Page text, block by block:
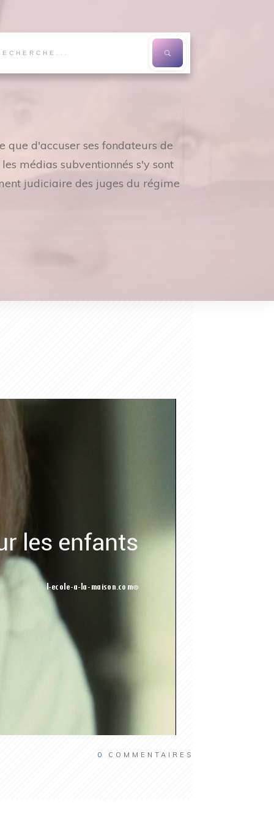
d'accuser ses fondateurs de
médias subventionnés s'y sont
judiciaire des juges du régime
0 COMMENTAIRES